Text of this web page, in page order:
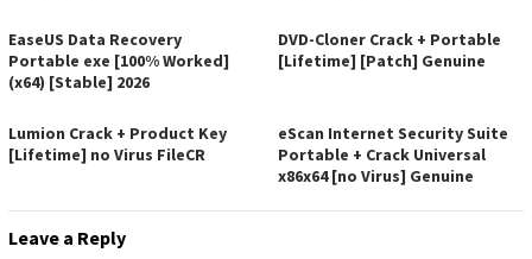
EaseUS Data Recovery
Portable exe [100% Worked]
(x64) [Stable] 2026
DVD-Cloner Crack + Portable
[Lifetime] [Patch] Genuine
Lumion Crack + Product Key
[Lifetime] no Virus FileCR
eScan Internet Security Suite
Portable + Crack Universal
x86x64 [no Virus] Genuine
Leave a Reply